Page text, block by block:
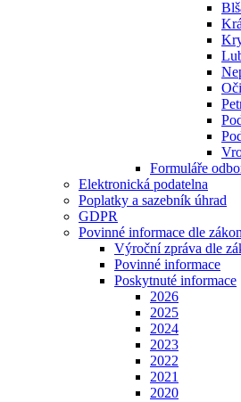
Formuláře
Elektronická podatelna
Poplatky a sazebník úhrad
GDPR
Povinné informace dle
Výroční zpráva dle
Povinné informace
Poskytnuté informace
2026
2025
2024
2023
2022
2021
2020